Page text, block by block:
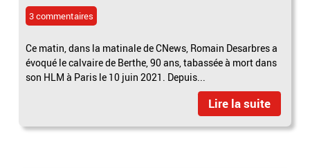
3 commentaires
Ce matin, dans la matinale de CNews, Romain Desarbres a
évoqué le calvaire de Berthe, 90 ans, tabassée à mort dans
son HLM à Paris le 10 juin 2021. Depuis...
Lire la suite